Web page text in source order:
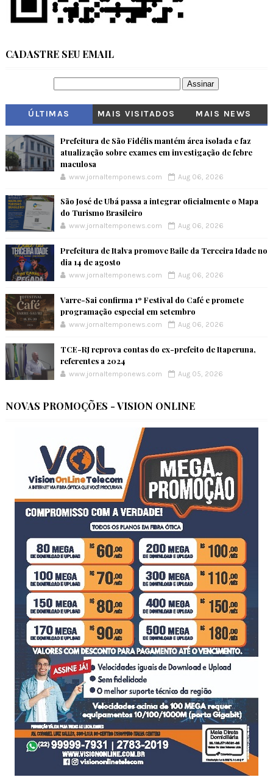
CADASTRE SEU EMAIL
ÚLTIMAS MAIS VISITADOS MAIS NEWS
Prefeitura de São Fidélis mantém área isolada e faz
atualização sobre exames em investigação de febre
maculosa
www.jornaltemponews.com Aug 06, 2026
São José de Ubá passa a integrar oficialmente o Mapa
do Turismo Brasileiro
www.jornaltemponews.com Aug 06, 2026
Prefeitura de Italva promove Baile da Terceira Idade no
dia 14 de agosto
www.jornaltemponews.com Aug 06, 2026
Varre-Sai confirma 1º Festival do Café e promete
programação especial em setembro
www.jornaltemponews.com Aug 06, 2026
TCE-RJ reprova contas do ex-prefeito de Itaperuna,
referentes a 2024
www.jornaltemponews.com Aug 05, 2026
NOVAS PROMOÇÕES - VISION ONLINE